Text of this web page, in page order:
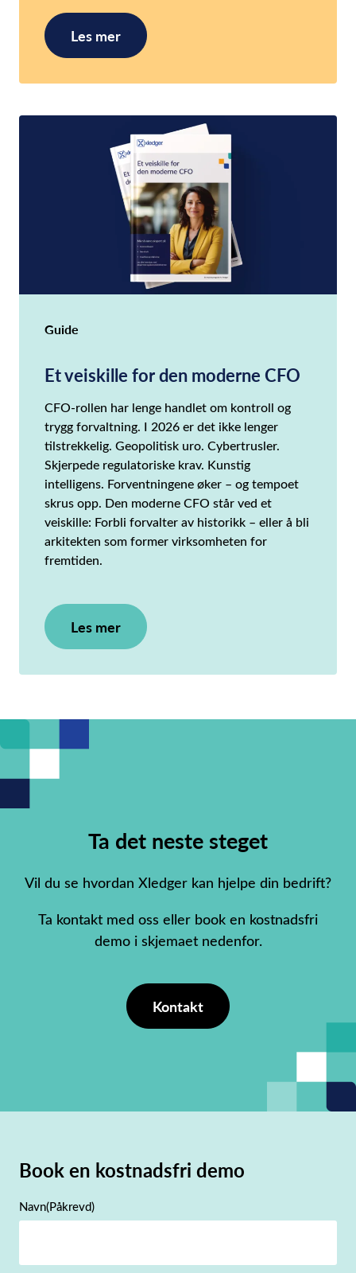
Les mer
Guide
Et veiskille for den moderne CFO
CFO-rollen har lenge handlet om kontroll og
trygg forvaltning. I 2026 er det ikke lenger
tilstrekkelig. Geopolitisk uro. Cybertrusler.
Skjerpede regulatoriske krav. Kunstig
intelligens. Forventningene øker – og tempoet
skrus opp. Den moderne CFO står ved et
veiskille: Forbli forvalter av historikk – eller å bli
arkitekten som former virksomheten for
fremtiden.
Les mer
Ta det neste steget
Vil du se hvordan Xledger kan hjelpe din bedrift?
Ta kontakt med oss eller book en kostnadsfri
demo i skjemaet nedenfor.
Kontakt
Book en kostnadsfri demo
Navn(Påkrevd)